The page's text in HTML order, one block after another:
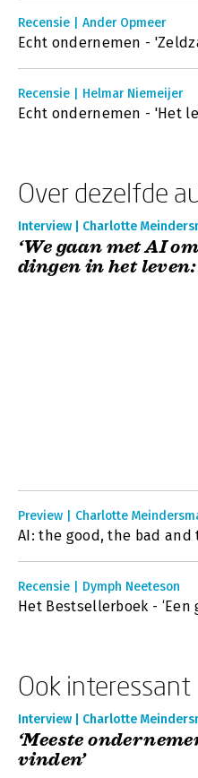
Recensie | Ander Opmeer
Echt ondernemen -
Recensie | Helmar Niemeijer
Echt ondernemen - 'Het
Over dezelfde
Interview | Charlotte
‘We gaan met AI
dingen in het
Preview | Charlotte
AI: the good, the bad and
Recensie | Dymph Neeteson
Het Bestsellerboek -
Ook interessant
Interview | Charlotte
‘Meeste
vinden’